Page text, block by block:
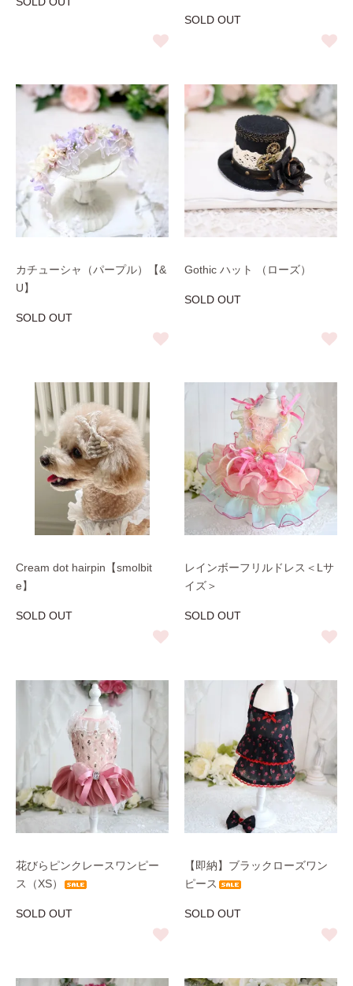
SOLD OUT
カチューシャ（パープル）【&
U】
SOLD OUT
Gothic ハット （ローズ）
SOLD OUT
Cream dot hairpin【smolbit
e】
SOLD OUT
レインボーフリルドレス＜Lサ
イズ＞
SOLD OUT
花びらピンクレースワンピー
ス（XS）
SOLD OUT
【即納】ブラックローズワン
ピース
SOLD OUT